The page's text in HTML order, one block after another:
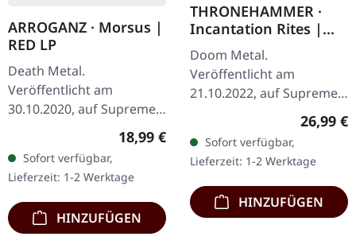
ARROGANZ · Morsus |
RED LP
Death Metal.
Veröffentlicht am
30.10.2020, auf Supreme
Transparent rotes Vinyl
im Gatefold-Cover,
limitiert auf 200
handnummerierte…
Regulärer Preis:
18,99 €
Sofort verfügbar,
Lieferzeit: 1-2 Werktage
HINZUFÜGEN
THRONEHAMMER ·
Incantation Rites |
RED CLEAR CLOUDY
2LP
Doom Metal.
Veröffentlicht am
21.10.2022, auf Supreme
Chaos Records. Red
"Bloody Clouds" / Rot
"Blutiger Himmel" Mix
Doppel-Vinyl im Gatefold-
Cover…
26,99 €
Sofort verfügbar,
Lieferzeit: 1-2 Werktage
HINZUFÜGEN